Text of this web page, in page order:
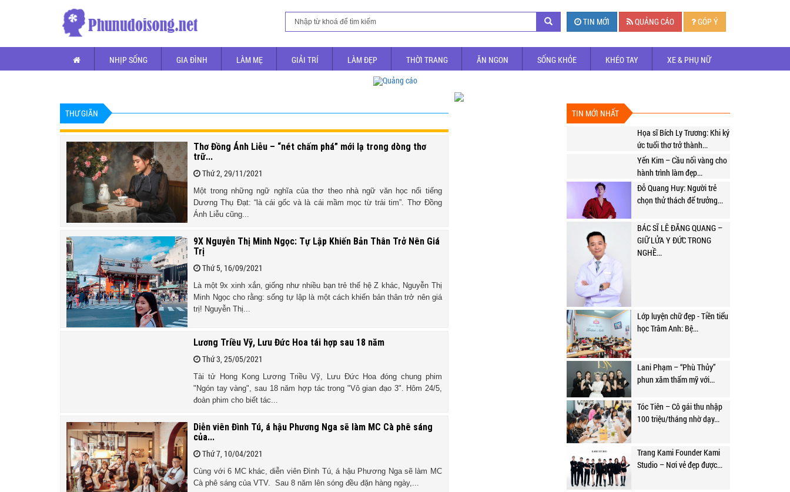
TIN MỚI QUẢNG CÁO GÓP Ý
NHỊP SỐNG GIA ĐÌNH LÀM MẸ GIẢI TRÍ LÀM ĐẸP THỜI TRANG ĂN NGON SỐNG KHỎE KHÉO TAY XE & PHỤ NỮ
THƯ GIÃN
Thơ Đồng Ánh Liễu – “nét chấm phá” mới lạ trong dòng thơ
trữ...
Thứ 2, 29/11/2021
Một trong những ngữ nghĩa của thơ theo nhà ngữ văn học nổi tiếng
Dương Thụ Đạt: “là cái gốc và là cái mầm mọc từ trái tim”. Thơ Đồng
Ánh Liễu cũng...
9X Nguyễn Thị Minh Ngọc: Tự Lập Khiến Bản Thân Trở Nên Giá
Trị
Thứ 5, 16/09/2021
Là một 9x xinh xắn, giống như nhiều bạn trẻ thế hệ Z khác, Nguyễn Thị
Minh Ngọc cho rằng: sống tự lập là một cách khiến bản thân trở nên giá
trị! Nguyễn Thị...
Lương Triều Vỹ, Lưu Đức Hoa tái hợp sau 18 năm
Thứ 3, 25/05/2021
Tài tử Hong Kong Lương Triều Vỹ, Lưu Đức Hoa đóng chung phim
"Ngón tay vàng", sau 18 năm hợp tác trong "Vô gian đạo 3". Hôm 24/5,
đoàn phim cho biết tác...
Diễn viên Đình Tú, á hậu Phương Nga sẽ làm MC Cà phê sáng
của...
Thứ 7, 10/04/2021
Cùng với 6 MC khác, diễn viên Đình Tú, á hậu Phương Nga sẽ làm MC
Cà phê sáng của VTV. Sau 8 năm lên sóng đều đặn hàng ngày,...
TIN MỚI NHẤT
Họa sĩ Bích Ly Trương: Khi ký
ức tuổi thơ trở thành...
Yến Kim – Cầu nối vàng cho
hành trình làm đẹp...
Đỗ Quang Huy: Người trẻ
chọn thử thách để trưởng...
BÁC SĨ LÊ ĐĂNG QUANG –
GIỮ LỬA Y ĐỨC TRONG
NGHỀ...
Lớp luyện chữ đẹp - Tiền tiểu
học Trâm Anh: Bệ...
Lani Phạm – “Phù Thủy”
phun xăm thẩm mỹ với...
Tóc Tiên – Cô gái thu nhập
100 triệu/tháng nhờ dạy...
Trang Kami Founder Kami
Studio – Nơi vẻ đẹp được...